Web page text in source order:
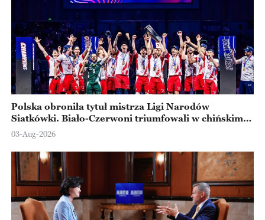
Polska obroniła tytuł mistrza Ligi Narodów
Siatkówki. Biało-Czerwoni triumfowali w chińskim
Ningbo
03-Aug-2026